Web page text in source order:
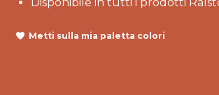
Metti sulla mia paletta colori